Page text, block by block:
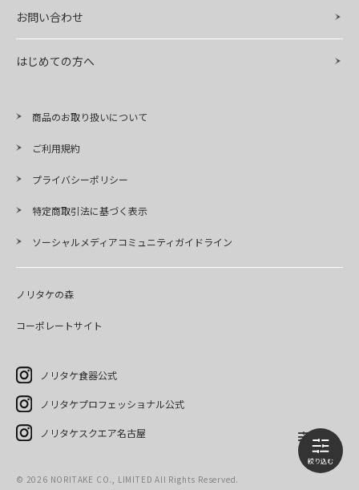
お問い合わせ
はじめての方へ
商品のお取り扱いについて
ご利用規約
プライバシーポリシー
特定商取引法に基づく表示
ソーシャルメディアコミュニティガイドライン
ノリタケの森
コーポレートサイト
ノリタケ食器公式
ノリタケプロフェッショナル公式
ノリタケスクエア名古屋
© 2026 NORITAKE CO., LIMITED All Rights Reserved.